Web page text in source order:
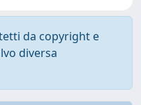
da copyright e
diversa